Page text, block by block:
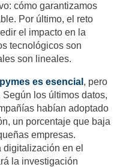
cómo garantizamos
Por último, el reto
el impacto en la
tecnológicos son
son lineales.
es esencial , pero
los últimos datos,
habían adoptado
un porcentaje que baja
empresas.
en el
la investigación